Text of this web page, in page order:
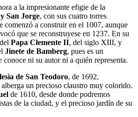
a la impresionante efigie de la
San Jorge, con sus cuatro torres
comenzó a construir en el 1007, aunque
que se reconstruyese en 1237. En su
Papa Clemente II, del siglo XIII, y
Jinete de Bamberg, pues es un
conoce ni su autor ni a quién representa.
de San Teodoro, de 1692,
un precioso claustro muy colorido.
de 1610, desde donde podremos
de la ciudad, y el precioso jardín de su